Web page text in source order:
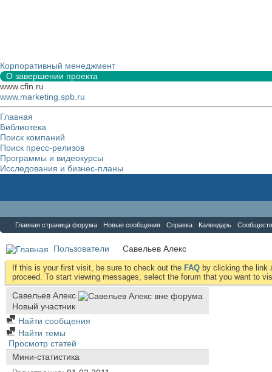
Корпоративный менеджмент
О завершении проекта
www.cfin.ru
www.marketing.spb.ru
Главная
Библиотека
Поиск компаний
Поиск пресс-релизов
Программы и видеокурсы
Исследования и бизнес-планы
Главная страница форума Новые сообщения Справка Календарь
Пользователи Савельев Алекс
If this is your first visit, be sure to check out the FAQ by clicking the link
proceed. To start viewing messages, select the forum that you want to
Савельев Алекс
Новый участник
Найти сообщения
Найти темы
Просмотр статей
Мини-статистика